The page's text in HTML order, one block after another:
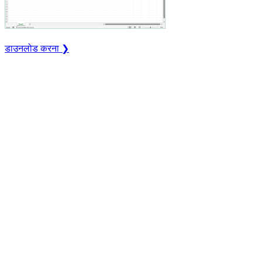
डाउनलोड करना ❯